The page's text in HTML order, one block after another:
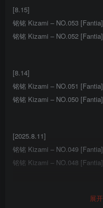
[8.15]
铭铭 Kizami – NO.053
铭铭 Kizami – NO.052
[8.14]
铭铭 Kizami – NO.051
铭铭 Kizami – NO.050
[2025.8.11]
铭铭 Kizami – NO.049
铭铭 Kizami – NO.048
铭铭 Kizami – NO.047 エロ展